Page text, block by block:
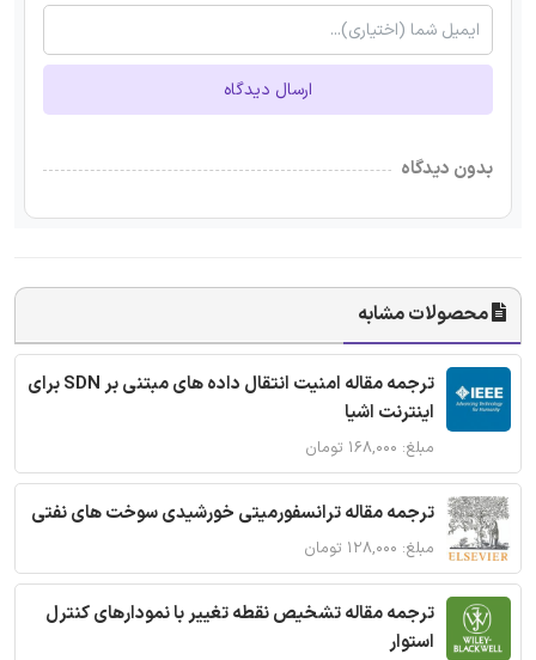
ارسال دیدگاه
بدون دیدگاه
محصولات مشابه
ترجمه مقاله امنیت انتقال داده های مبتنی بر SDN برای
اینترنت اشیا
مبلغ: ۱۶۸,۰۰۰ تومان
ترجمه مقاله ترانسفورمیتی خورشیدی سوخت های نفتی
مبلغ: ۱۲۸,۰۰۰ تومان
ترجمه مقاله تشخیص نقطه تغییر با نمودارهای کنترل
استوار